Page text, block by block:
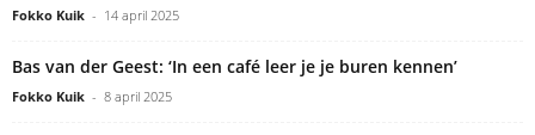
Fokko Kuik - 14 april 2025
Bas van der Geest: ‘In een café leer je je buren kennen’
Fokko Kuik - 8 april 2025